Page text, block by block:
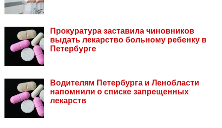
Прокуратура заставила чиновников
выдать лекарство больному ребенку в
Петербурге
Водителям Петербурга и Ленобласти
напомнили о списке запрещенных
лекарств